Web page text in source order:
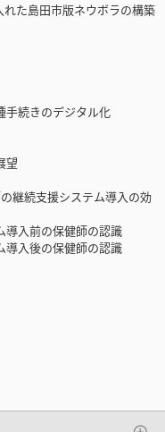
た島田市版ネウボラの構築
続きのデジタル化
望
継続支援システム導入の効
前の保健師の認識
後の保健師の認識